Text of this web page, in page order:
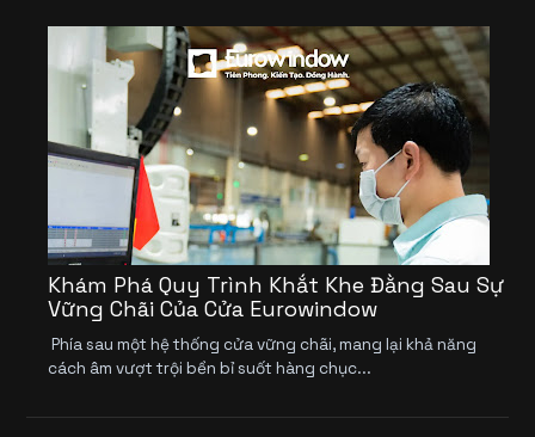
Khám Phá Quy Trình Khắt Khe Đằng Sau Sự
Vững Chãi Của Cửa Eurowindow
Phía sau một hệ thống cửa vững chãi, mang lại khả năng
cách âm vượt trội bền bỉ suốt hàng chục...